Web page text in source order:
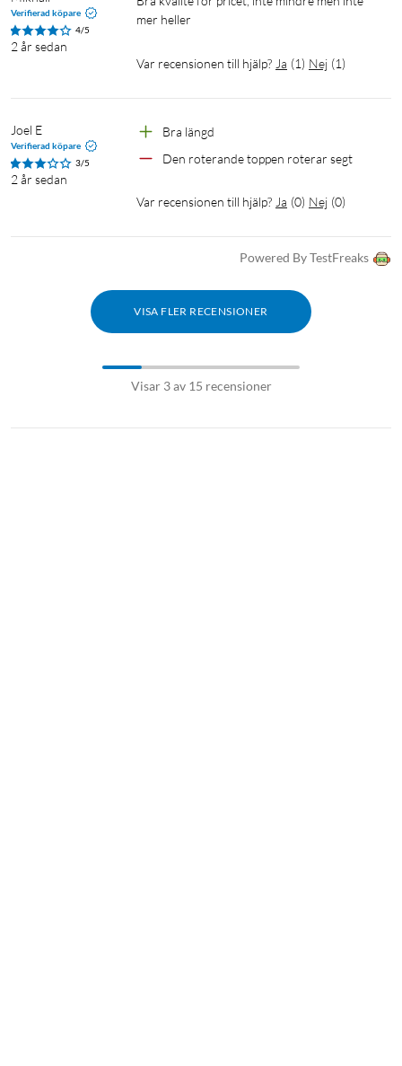
Verifierad köpare
4/5
2 år sedan
mer heller
Var recensionen till hjälp? Ja (1) Nej (1)
Joel E
Verifierad köpare
3/5
2 år sedan
Bra längd
Den roterande toppen roterar segt
Var recensionen till hjälp? Ja (0) Nej (0)
Powered By TestFreaks
VISA FLER RECENSIONER
Visar 3 av 15 recensioner